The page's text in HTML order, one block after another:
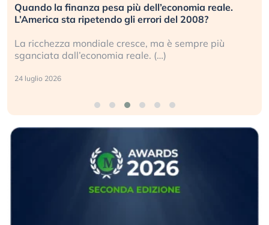
Quando la finanza pesa più dell’economia reale.
L’America sta ripetendo gli errori del 2008?
La ricchezza mondiale cresce, ma è sempre più
sganciata dall’economia reale. (…)
24 luglio 2026